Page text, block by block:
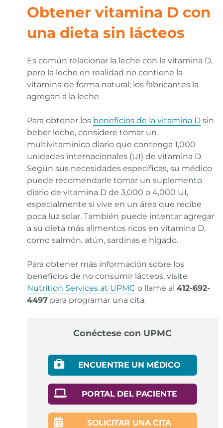
Obtener vitamina D con
una dieta sin lácteos
Es común relacionar la leche con la vitamina D,
pero la leche en realidad no contiene la
vitamina de forma natural; los fabricantes la
agregan a la leche.
Para obtener los beneficios de la vitamina Dsin
beber leche, considere tomar un
multivitamínico diario que contenga 1,000
unidades internacionales (UI) de vitamina D.
Según sus necesidades específicas, su médico
puede recomendarle tomar un suplemento
diario de vitamina D de 3,000 o 4,000 UI,
especialmente si vive en un área que recibe
poca luz solar. También puede intentar agregar
a su dieta más alimentos ricos en vitamina D,
como salmón, atún, sardinas e hígado.
Para obtener más información sobre los
beneficios de no consumir lácteos, visite
Nutrition Services at UPMC o llame al 412-692-
4497para programar una cita.
Conéctese con UPMC
ENCUENTRE UN MÉDICO
PORTAL DEL PACIENTE
SOLICITAR UNA CITA